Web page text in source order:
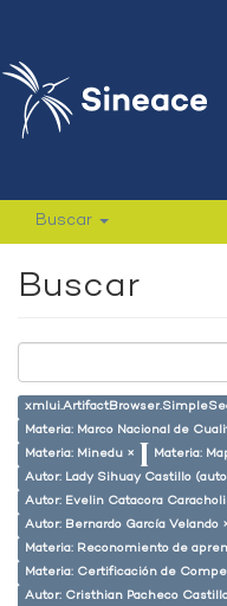
Buscar
Buscar
Materia: Marco Nacional de
Materia: Minedu ×
Materia:
Autor: Lady Sihuay Castillo
Autor: Evelin Catacora
Autor: Bernardo García Velando
Materia: Reconomiento de
Materia: Certificación de
Autor: Cristhian Pacheco